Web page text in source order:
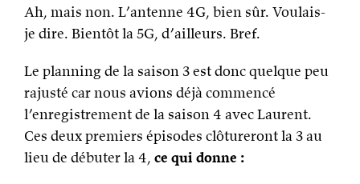
Ah, mais non. L’antenne 4G, bien sûr. Voulais-
je dire. Bientôt la 5G, d’ailleurs. Bref.
Le planning de la saison 3 est donc quelque peu
rajusté car nous avions déjà commencé
l’enregistrement de la saison 4 avec Laurent.
Ces deux premiers épisodes clôtureront la 3 au
lieu de débuter la 4, ce qui donne :